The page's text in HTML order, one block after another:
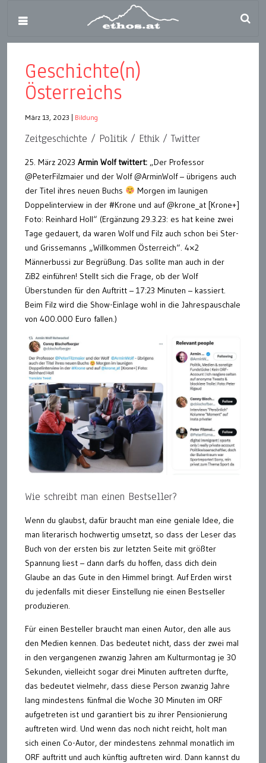
Geschichte(n)
Österreichs
März 13, 2023 Bildung
Zeitgeschichte / Politik / Ethik / Twitter
25. März 2023 Armin Wolf twittert: „Der Professor
@PeterFilzmaier und der Wolf @ArminWolf – übrigens auch
der Titel ihres neuen Buchs
Morgen im launigen
Doppelinterview in der #Krone und auf @krone_at [Krone+]
Foto: Reinhard Holl“ (Ergänzung 29.3.23: es hat keine zwei
Tage gedauert, da waren Wolf und Filz auch schon bei Ster-
und Grissemanns „Willkommen Österreich“. 4×2
Männerbussi zur Begrüßung. Das sollte man auch in der
ZiB2 einführen! Stellt sich die Frage, ob der Wolf
Überstunden für den Auftritt – 17:23 Minuten – kassiert.
Beim Filz wird die Show-Einlage wohl in die Jahrespauschale
von 400.000 Euro fallen.)
Wie schreibt man einen Bestseller?
Wenn du glaubst, dafür braucht man eine geniale Idee, die
man literarisch hochwertig umsetzt, so dass der Leser das
Buch von der ersten bis zur letzten Seite mit größter
Spannung liest – dann darfs du hoffen, dass dich dein
Glaube an das Gute in den Himmel bringt. Auf Erden wirst
du jedenfalls mit dieser Einstellung nie einen Bestseller
produzieren.
Für einen Besteller braucht man einen Autor, den alle aus
den Medien kennen. Das bedeutet nicht, dass der zwei mal
in den vergangenen zwanzig Jahren am Kulturmontag je 30
Sekunden, vielleicht sogar drei Minuten auftreten durfte,
das bedeutet vielmehr, dass diese Person zwanzig Jahre
lang mindestens fünfmal die Woche 30 Minuten im ORF
aufgetreten ist und garantiert bis zu ihrer Pensionierung
auftreten wird. Und wenn das noch nicht reicht, holt man
sich einen Co-Autor, der mindestens zehnmal monatlich im
ORF auftritt und auch künftig auftreten wird. Dann kannst du